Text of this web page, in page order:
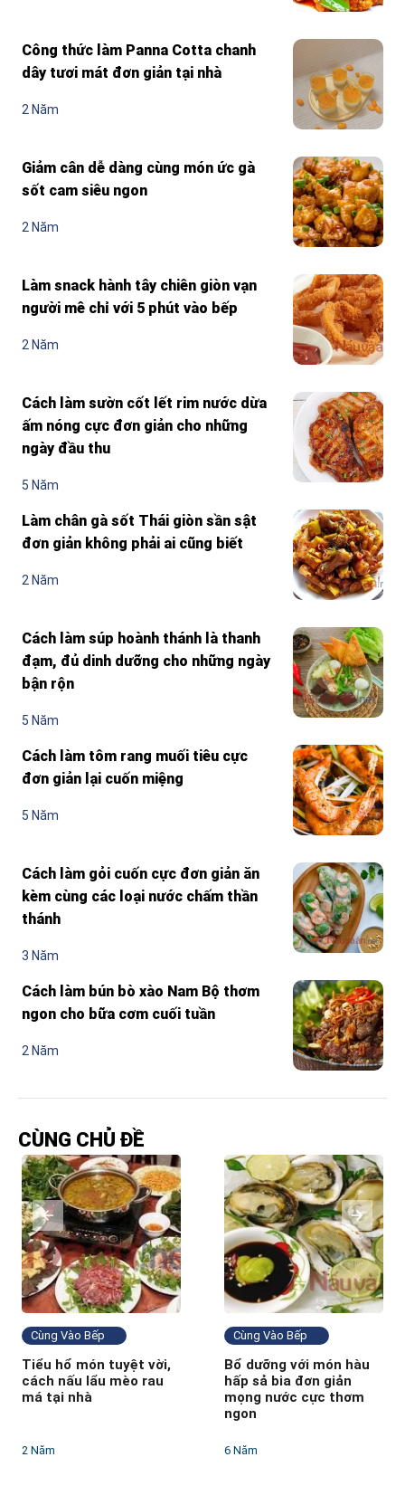
Công thức làm Panna Cotta chanh
dây tươi mát đơn giản tại nhà
2 Năm
Giảm cân dễ dàng cùng món ức gà
sốt cam siêu ngon
2 Năm
Làm snack hành tây chiên giòn vạn
người mê chỉ với 5 phút vào bếp
2 Năm
Cách làm sườn cốt lết rim nước dừa
ấm nóng cực đơn giản cho những
ngày đầu thu
5 Năm
Làm chân gà sốt Thái giòn sần sật
đơn giản không phải ai cũng biết
2 Năm
Cách làm súp hoành thánh là thanh
đạm, đủ dinh dưỡng cho những ngày
bận rộn
5 Năm
Cách làm tôm rang muối tiêu cực
đơn giản lại cuốn miệng
5 Năm
Cách làm gỏi cuốn cực đơn giản ăn
kèm cùng các loại nước chấm thần
thánh
3 Năm
Cách làm bún bò xào Nam Bộ thơm
ngon cho bữa cơm cuối tuần
2 Năm
CÙNG CHỦ ĐỀ
Cùng Vào Bếp
Tiểu hổ món tuyệt vời,
cách nấu lẩu mèo rau
má tại nhà
2 Năm
Cùng Vào Bếp
Bổ dưỡng với món hàu
hấp sả bia đơn giản
mọng nước cực thơm
ngon
6 Năm